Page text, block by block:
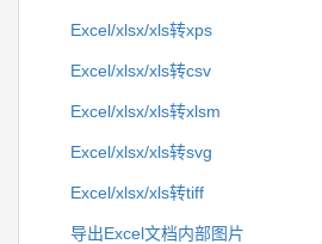
Excel/xlsx/xls转xps
Excel/xlsx/xls转csv
Excel/xlsx/xls转xlsm
Excel/xlsx/xls转svg
Excel/xlsx/xls转tiff
导出Excel文档内部图片